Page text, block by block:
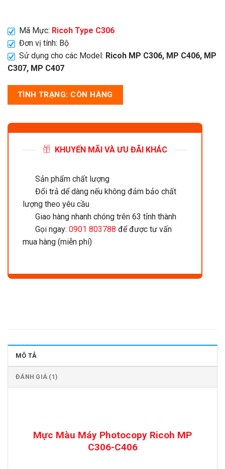
Mã Mực: Ricoh Type C306
Đơn vị tính: Bộ
Sử dụng cho các Model: Ricoh MP C306, MP C406, MP
C307, MP C407
TÌNH TRẠNG: CÒN HÀNG
KHUYẾN MÃI VÀ ƯU ĐÃI KHÁC
Sản phẩm chất lượng
Đổi trả dể dàng nếu không đảm bảo chất
lượng theo yêu cầu
Giao hàng nhanh chóng trên 63 tỉnh thành
Gọi ngay: 0901 803788 để được tư vấn
mua hàng (miễn phí)
MÔ TẢ
ĐÁNH GIÁ (1)
Mực Màu Máy Photocopy Ricoh MP
C306-C406